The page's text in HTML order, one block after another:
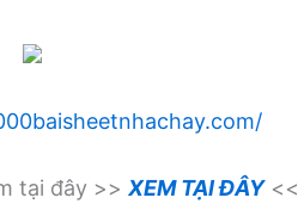
tại đây >> XEM TẠI ĐÂY<<